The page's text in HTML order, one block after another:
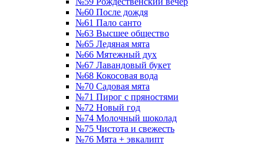
№60 После дождя
№61 Пало санто
№63 Высшее общество
№65 Ледяная мята
№66 Мятежный дух
№67 Лавандовый букет
№68 Кокосовая вода
№70 Садовая мята
№71 Пирог с пряностями
№72 Новый год
№74 Молочный шоколад
№75 Чистота и свежесть
№76 Мята + эвкалипт